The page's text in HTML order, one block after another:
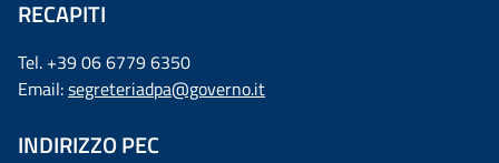
RECAPITI
Tel. +39 06 6779 6350
Email:segreteriadpa@governo.it
INDIRIZZO PEC